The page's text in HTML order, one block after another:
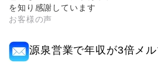
を知り感謝しています
お客様の声
源泉営業で年収が3倍メ